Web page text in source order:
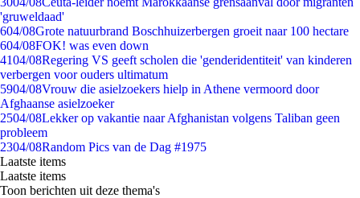
'gruweldaad'
604/08Grote natuurbrand Boschhuizerbergen groeit naar 100 hectare
604/08FOK! was even down
4104/08Regering VS geeft scholen die 'genderidentiteit' van kinderen
verbergen voor ouders ultimatum
5904/08Vrouw die asielzoekers hielp in Athene vermoord door
Afghaanse asielzoeker
2504/08Lekker op vakantie naar Afghanistan volgens Taliban geen
probleem
2304/08Random Pics van de Dag #1975
Laatste items
Laatste items
Toon berichten uit deze thema's